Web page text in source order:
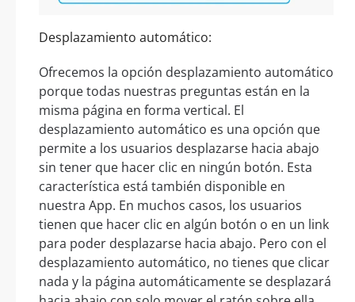
Desplazamiento automático:
Ofrecemos la opción desplazamiento automático
porque todas nuestras preguntas están en la
misma página en forma vertical. El
desplazamiento automático es una opción que
permite a los usuarios desplazarse hacia abajo
sin tener que hacer clic en ningún botón. Esta
característica está también disponible en
nuestra App. En muchos casos, los usuarios
tienen que hacer clic en algún botón o en un link
para poder desplazarse hacia abajo. Pero con el
desplazamiento automático, no tienes que clicar
nada y la página automáticamente se desplazará